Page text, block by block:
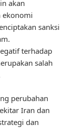
akan
ekonomi
sanksi
terhadap
salah
perubahan
Iran dan
dan